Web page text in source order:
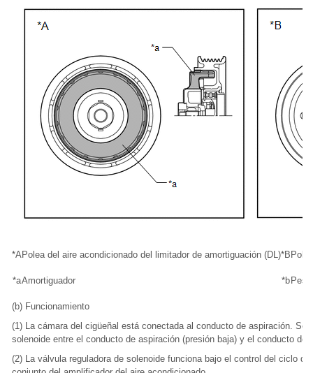
*APolea del aire acondicionado del limitador de amortiguación (DL)*B
*aAmortiguador *b
(b) Funcionamiento
(1) La cámara del cigüeñal está conectada al conducto de aspiración. Se
solenoide entre el conducto de aspiración (presión baja) y el conducto de
(2) La válvula reguladora de solenoide funciona bajo el control del ciclo